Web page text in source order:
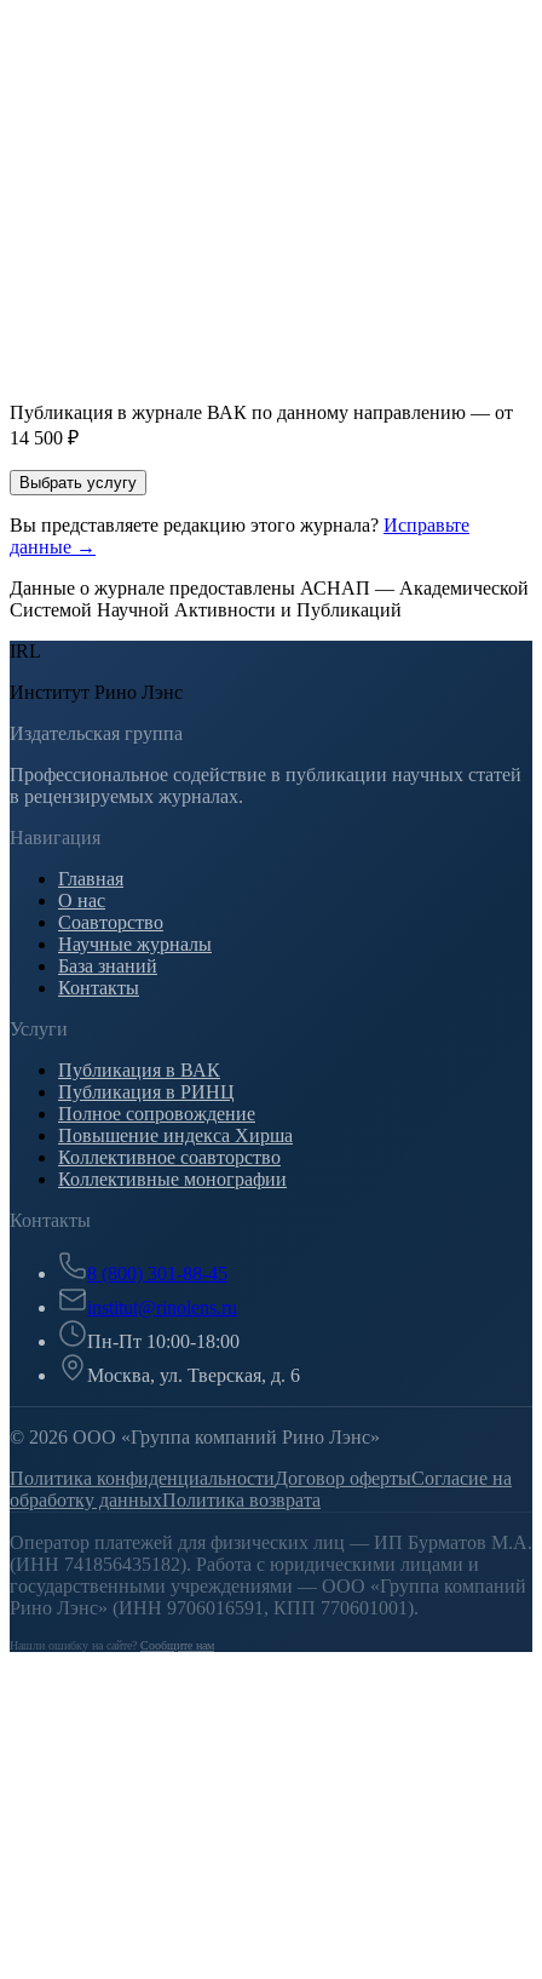
Публикация в журнале ВАК по данному направлению — от
14 500 ₽
Выбрать услугу
Вы представляете редакцию этого журнала? Исправьте
данные →
Данные о журнале предоставлены АСНАП — Академической
Системой Научной Активности и Публикаций
IRL
Институт Рино Лэнс
Издательская группа
Профессиональное содействие в публикации научных статей
в рецензируемых журналах.
Навигация
Главная
О нас
Соавторство
Научные журналы
База знаний
Контакты
Услуги
Публикация в ВАК
Публикация в РИНЦ
Полное сопровождение
Повышение индекса Хирша
Коллективное соавторство
Коллективные монографии
Контакты
8 (800) 301-88-45
institut@rinolens.ru
Пн-Пт 10:00-18:00
Москва, ул. Тверская, д. 6
© 2026 ООО «Группа компаний Рино Лэнс»
Политика конфиденциальностиДоговор офертыСогласие на
обработку данныхПолитика возврата
Оператор платежей для физических лиц — ИП Бурматов М.А.
(ИНН 741856435182). Работа с юридическими лицами и
государственными учреждениями — ООО «Группа компаний
Рино Лэнс» (ИНН 9706016591, КПП 770601001).
Нашли ошибку на сайте? Сообщите нам